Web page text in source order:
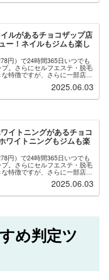
イルがあるチョコザップ店
ー！ネイルもジムも楽し
円）で24時間365日いつでも
。さらにセルフエステ・脱毛
特徴ですが、さらに一部店舗
2025.06.03
イトニングがあるチョコ
ワイトニングもジムも楽
円）で24時間365日いつでも
。さらにセルフエステ・脱毛
特徴ですが、さらに一部店舗
ング」が用意されており、自
楽しむことがで...2025.06.03
め判定ツ